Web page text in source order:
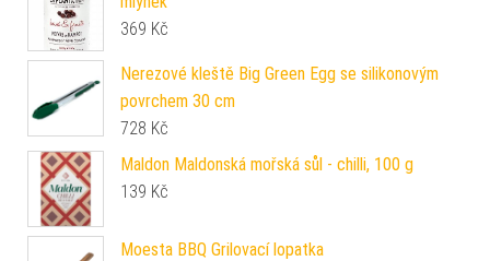
369 Kč
Nerezové kleště Big Green Egg se silikonovým
povrchem 30 cm
728 Kč
Maldon Maldonská mořská sůl - chilli, 100 g
139 Kč
Moesta BBQ Grilovací lopatka